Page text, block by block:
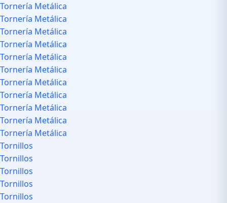
Tornería Metálica
Tornería Metálica
Tornería Metálica
Tornería Metálica
Tornería Metálica
Tornería Metálica
Tornería Metálica
Tornería Metálica
Tornería Metálica
Tornería Metálica
Tornería Metálica
Tornillos
Tornillos
Tornillos
Tornillos
Tornillos